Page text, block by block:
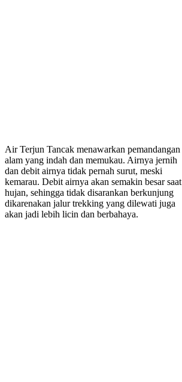
Air Terjun Tancak menawarkan pemandangan
alam yang indah dan memukau. Airnya jernih
dan debit airnya tidak pernah surut, meski
kemarau. Debit airnya akan semakin besar saat
hujan, sehingga tidak disarankan berkunjung
dikarenakan jalur trekking yang dilewati juga
akan jadi lebih licin dan berbahaya.